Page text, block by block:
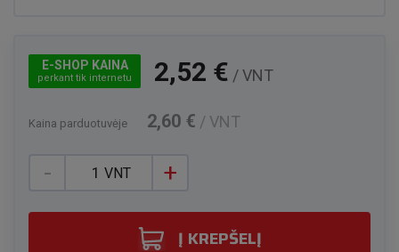
E-SHOP KAINA
perkant tik internetu 2,52 € / VNT
Kaina parduotuvėje 2,60 € / VNT
- +
VNT
Į KREPŠELĮ